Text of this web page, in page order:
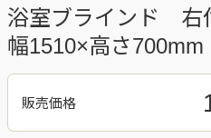
浴室ブラインド 右
幅1510×高さ700mm
販売価格